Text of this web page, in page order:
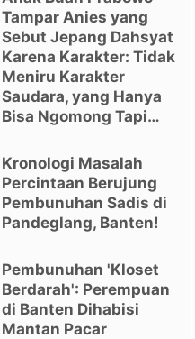
Tampar Anies yang
Sebut Jepang Dahsyat
Karena Karakter: Tidak
Meniru Karakter
Saudara, yang Hanya
Bisa Ngomong Tapi…
Kronologi Masalah
Percintaan Berujung
Pembunuhan Sadis di
Pandeglang, Banten!
Pembunuhan 'Kloset
Berdarah': Perempuan
di Banten Dihabisi
Mantan Pacar